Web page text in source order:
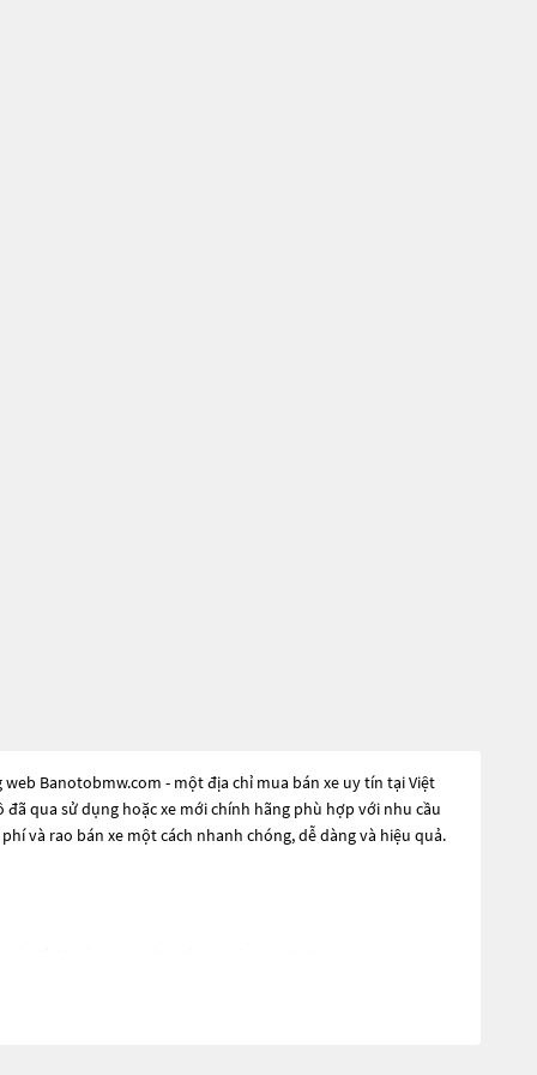
Banotobmw.com - một địa chỉ mua bán xe uy tín tại Việt
qua sử dụng hoặc xe mới chính hãng phù hợp với nhu cầu
và rao bán xe một cách nhanh chóng, dễ dàng và hiệu quả.
nâng cấp, hoặc là các dòng xe mới với thiết kế hiện đại và
suất tốt nhất. Nếu bạn đang tìm kiếm một chiếc xe, hãy